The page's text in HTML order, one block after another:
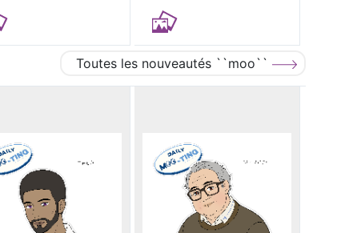
Toutes les nouveautés ``moo``